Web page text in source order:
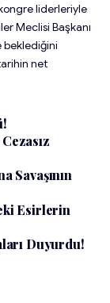
liderleriyle
Meclisi Başkanı
beklediğini
net
Savaşının
Esirlerin
Duyurdu!